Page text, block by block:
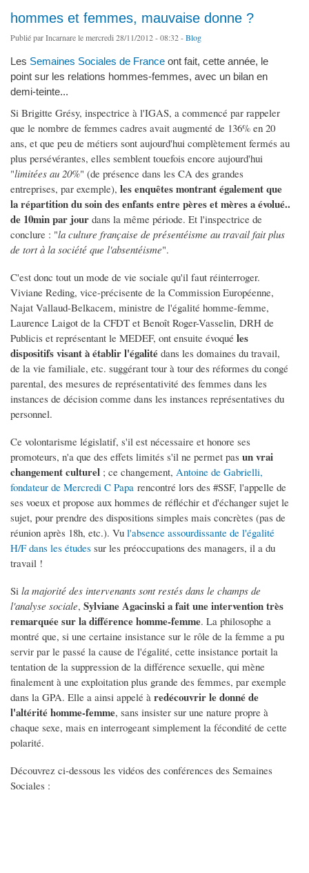
hommes et femmes, mauvaise donne ?
Publié parIncarnarele mercredi 28/11/2012 - 08:32 -Blog
Les Semaines Sociales de France ont fait, cette année, le
point sur les relations hommes-femmes, avec un bilan en
demi-teinte...
Si Brigitte Grésy, inspectrice à l'IGAS, a commencé par rappeler
que le nombre de femmes cadres avait augmenté de 136% en 20
ans, et que peu de métiers sont aujourd'hui complètement fermés au
plus persévérantes, elles semblent touefois encore aujourd'hui
"limitées au 20%" (de présence dans les CA des grandes
entreprises, par exemple), les enquêtes montrant également que
la répartition du soin des enfants entre pères et mères a évolué..
de 10min par jour dans la même période. Et l'inspectrice de
conclure : "la culture française de présentéisme au travail fait plus
de tort à la société que l'absentéisme".
C'est donc tout un mode de vie sociale qu'il faut réinterroger.
Viviane Reding, vice-précisente de la Commission Européenne,
Najat Vallaud-Belkacem, ministre de l'égalité homme-femme,
Laurence Laigot de la CFDT et Benoît Roger-Vasselin, DRH de
Publicis et représentant le MEDEF, ont ensuite évoqué les
dispositifs visant à établir l'égalité dans les domaines du travail,
de la vie familiale, etc. suggérant tour à tour des réformes du congé
parental, des mesures de représentativité des femmes dans les
instances de décision comme dans les instances représentatives du
personnel.
Ce volontarisme législatif, s'il est nécessaire et honore ses
promoteurs, n'a que des effets limités s'il ne permet pas un vrai
changement culturel ; ce changement, Antoine de Gabrielli,
fondateur de Mercredi C Papa rencontré lors des #SSF, l'appelle de
ses voeux et propose aux hommes de réfléchir et d'échanger sujet le
sujet, pour prendre des dispositions simples mais concrètes (pas de
réunion après 18h, etc.). Vu l'absence assourdissante de l'égalité
H/F dans les études sur les préoccupations des managers, il a du
travail !
Si la majorité des intervenants sont restés dans le champs de
l'analyse sociale, Sylviane Agacinski a fait une intervention très
remarquée sur la différence homme-femme. La philosophe a
montré que, si une certaine insistance sur le rôle de la femme a pu
servir par le passé la cause de l'égalité, cette insistance portait la
tentation de la suppression de la différence sexuelle, qui mène
finalement à une exploitation plus grande des femmes, par exemple
dans la GPA. Elle a ainsi appelé à redécouvrir le donné de
l'altérité homme-femme, sans insister sur une nature propre à
chaque sexe, mais en interrogeant simplement la fécondité de cette
polarité.
Découvrez ci-dessous les vidéos des conférences des Semaines
Sociales :